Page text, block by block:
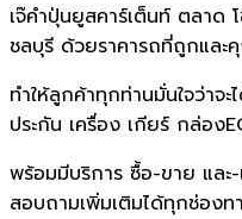
เจ๊คำปุ่นยูสคาร์เต็นท์ ตลาด
ชลบุรี ด้วยราคารถที่ถูกแล
ทำให้ลูกค้าทุกท่านมั่นใจว่า
ประกัน เครื่อง เกียร์ กล่อง
พร้อมมีบริการ ซื้อ-ขาย แล
สอบถามเพิ่มเติมได้ทุกช่อง